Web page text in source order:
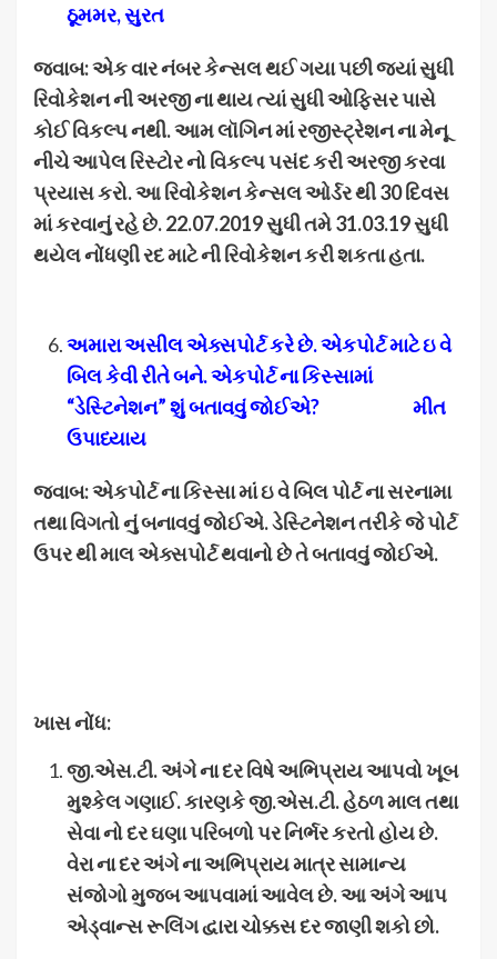
ઠૂમમર, સુરત
જવાબ: એક વાર નંબર કેન્સલ થઈ ગયા પછી જ્યાં સુધી
રિવોકેશન ની અરજી ના થાય ત્યાં સુધી ઓફિસર પાસે
કોઈ વિકલ્પ નથી. આમ લૉગિન માં રજીસ્ટ્રેશન ના મેનૂ
નીચે આપેલ રિસ્ટોર નો વિકલ્પ પસંદ કરી અરજી કરવા
પ્રયાસ કરો. આ રિવોકેશન કેન્સલ ઓર્ડર થી 30 દિવસ
માં કરવાનું રહે છે. 22.07.2019 સુધી તમે 31.03.19 સુધી
થયેલ નોંધણી રદ માટે ની રિવોકેશન કરી શકતા હતા.
અમારા અસીલ એક્સપોર્ટ કરે છે. એકપોર્ટ માટે ઇ વે
બિલ કેવી રીતે બને. એકપોર્ટ ના કિસ્સામાં
“ડેસ્ટિનેશન” શું બતાવવું જોઈએ? મીત
ઉપાધ્યાય
જવાબ: એકપોર્ટ ના કિસ્સા માં ઇ વે બિલ પોર્ટ ના સરનામા
તથા વિગતો નું બનાવવું જોઈએ. ડેસ્ટિનેશન તરીકે જે પોર્ટ
ઉપર થી માલ એક્સપોર્ટ થવાનો છે તે બતાવવું જોઈએ.
ખાસ નોંધ:
જી.એસ.ટી.અંગે ના દર વિષે અભિપ્રાય આપવો ખૂબ
મુશ્કેલ ગણાઈ.કારણકે જી.એસ.ટી.હેઠળ માલ તથા
સેવા નો દર ઘણા પરિબળો પર નિર્ભર કરતો હોય છે.
વેરા ના દર અંગે ના અભિપ્રાય માત્ર સામાન્ય
સંજોગો મુજબ આપવામાં આવેલ છે.આ અંગે આપ
એડ્વાન્સ રૂલિંગ દ્વારા ચોક્કસ દર જાણી શકો છો.